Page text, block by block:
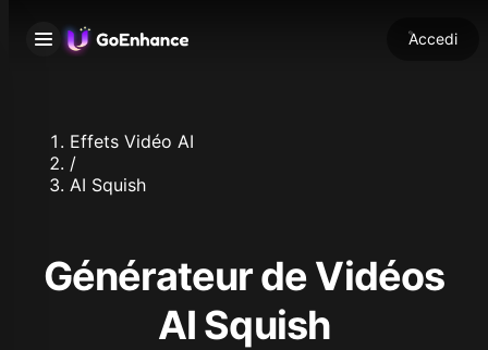
Accedi
Effets Vidéo AI
/
AI Squish
Générateur de Vidéos
AI Squish